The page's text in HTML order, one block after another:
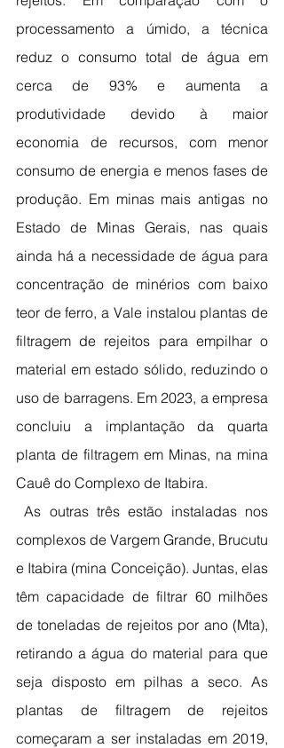
processamento a úmido, a técnica
reduz o consumo total de água em
cerca de 93% e aumenta a
produtividade devido à maior
economia de recursos, com menor
consumo de energia e menos fases de
produção. Em minas mais antigas no
Estado de Minas Gerais, nas quais
ainda há a necessidade de água para
concentração de minérios com baixo
teor de ferro, a Vale instalou plantas de
filtragem de rejeitos para empilhar o
material em estado sólido, reduzindo o
uso de barragens. Em 2023, a empresa
concluiu a implantação da quarta
planta de filtragem em Minas, na mina
Cauê do Complexo de Itabira.
As outras três estão instaladas nos
complexos de Vargem Grande, Brucutu
e Itabira (mina Conceição). Juntas, elas
têm capacidade de filtrar 60 milhões
de toneladas de rejeitos por ano (Mta),
retirando a água do material para que
seja disposto em pilhas a seco. As
plantas de filtragem de rejeitos
começaram a ser instaladas em 2019,